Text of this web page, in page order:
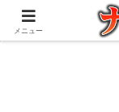
アウトドアとガ
メニュー